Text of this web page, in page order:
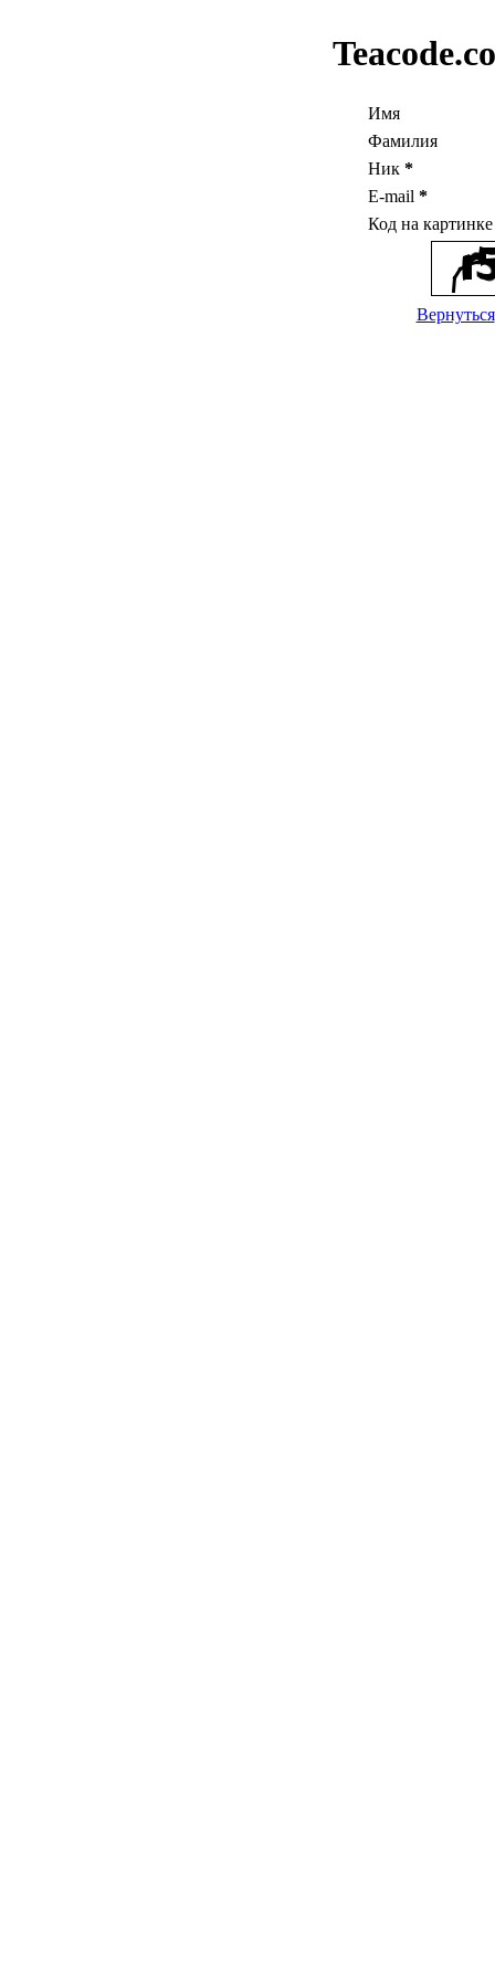
Имя
Фамилия
Ник *
E-mail *
Код на
Вернуться